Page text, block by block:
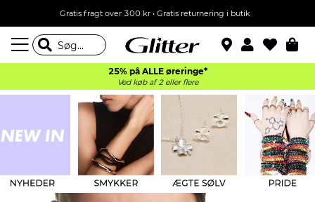
Gratis fragt over 300 kr • Gratis returnering i butik
25% på ALLE øreringe*
Ved køb af 2 eller flere